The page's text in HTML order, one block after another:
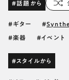
#話題から
ギター
楽器 イベント
#スタイルから